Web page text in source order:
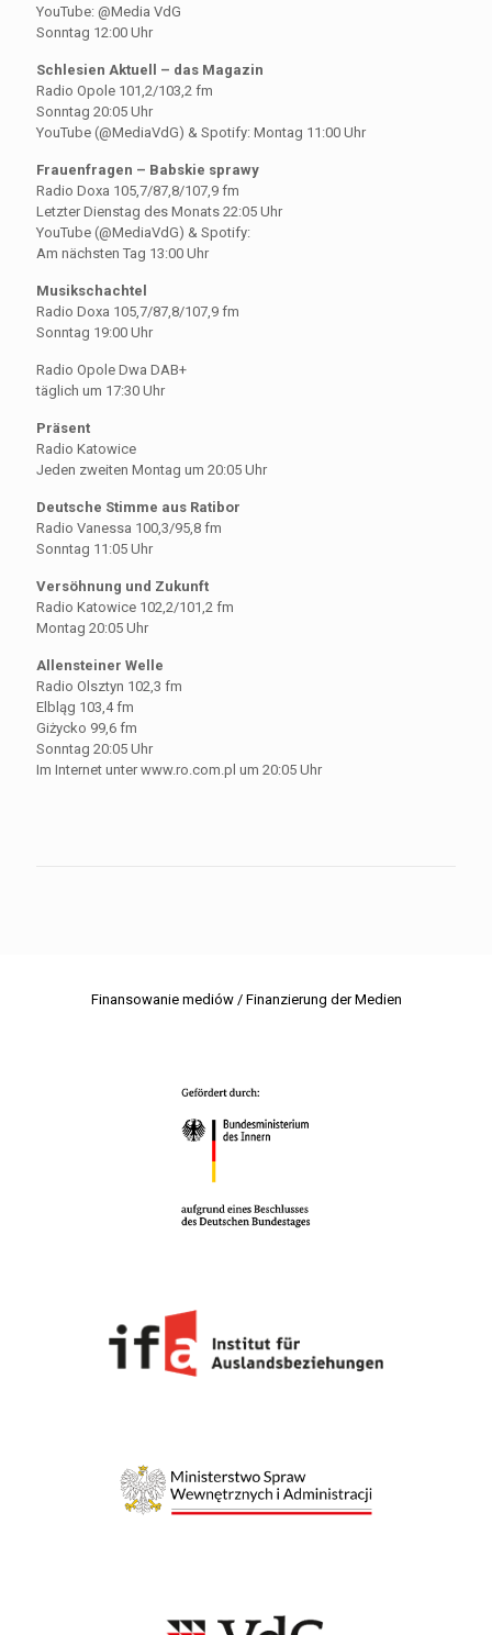
YouTube: @Media VdG
Sonntag 12:00 Uhr
Schlesien Aktuell – das Magazin
Radio Opole 101,2/103,2 fm
Sonntag 20:05 Uhr
YouTube (@MediaVdG) & Spotify: Montag 11:00 Uhr
Frauenfragen – Babskie sprawy
Radio Doxa 105,7/87,8/107,9 fm
Letzter Dienstag des Monats 22:05 Uhr
YouTube (@MediaVdG) & Spotify:
Am nächsten Tag 13:00 Uhr
Musikschachtel
Radio Doxa 105,7/87,8/107,9 fm
Sonntag 19:00 Uhr
Radio Opole Dwa DAB+
täglich um 17:30 Uhr
Präsent
Radio Katowice
Jeden zweiten Montag um 20:05 Uhr
Deutsche Stimme aus Ratibor
Radio Vanessa 100,3/95,8 fm
Sonntag 11:05 Uhr
Versöhnung und Zukunft
Radio Katowice 102,2/101,2 fm
Montag 20:05 Uhr
Allensteiner Welle
Radio Olsztyn 102,3 fm
Elbląg 103,4 fm
Giżycko 99,6 fm
Sonntag 20:05 Uhr
Im Internet unter www.ro.com.pl um 20:05 Uhr
Finansowanie mediów / Finanzierung der Medien